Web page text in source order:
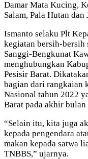
Damar Mata Kucing,
Salam, Pala Hutan dan
Ismanto selaku Plt
kegiatan bersih-bersih
Sanggi-Bengkunat
menghubungkan
Pesisir Barat.
bagian dari rangkaian
Nasional tahun 2022
Barat pada akhir
“Selain itu, kita juga
kepada pengendara
makan kepada satwa
TNBBS,” ujarnya.